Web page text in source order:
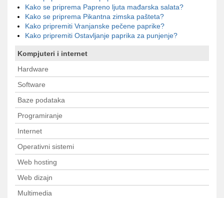
Kako se priprema Papreno ljuta mađarska salata?
Kako se priprema Pikantna zimska pašteta?
Kako pripremiti Vranjanske pečene paprike?
Kako pripremiti Ostavljanje paprika za punjenje?
Kompjuteri i internet
Hardware
Software
Baze podataka
Programiranje
Internet
Operativni sistemi
Web hosting
Web dizajn
Multimedia